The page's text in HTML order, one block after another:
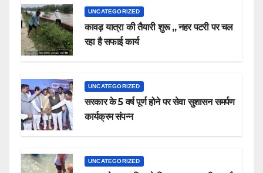
UNCATEGORIZED
कावड़ यात्रा की तैयारी शुरू ,, नहर पटरी पर चल
रहा है सफाई कार्य
UNCATEGORIZED
सरकार के 5 वर्ष पूर्ण होने पर सेवा सुशासन समर्पण
कार्यक्रम संपन्न
UNCATEGORIZED